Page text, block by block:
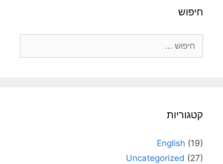
חיפוש
קטגוריות
English (19)
Uncategorized (27)